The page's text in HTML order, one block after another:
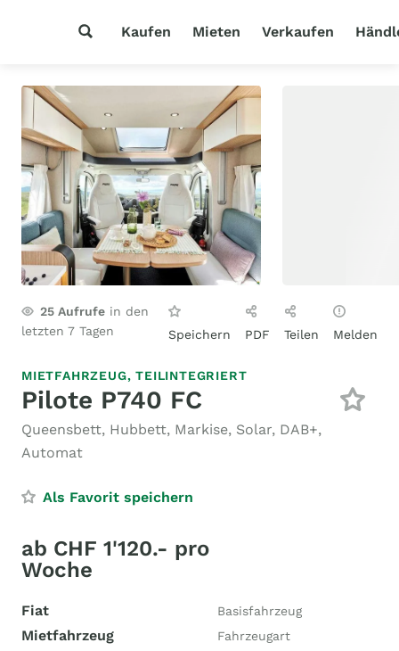
Kaufen Mieten Verkaufen
25 Aufrufe in den
letzten 7 Tagen
Speichern PDF Teilen Melden
MIETFAHRZEUG,TEILINTEGRIERT
Pilote P740 FC
Queensbett, Hubbett, Markise, Solar, DAB+,
Automat
Als Favorit speichern
ab CHF 1'120.- pro
Woche
Fiat Basisfahrzeug
Mietfahrzeug Fahrzeugart